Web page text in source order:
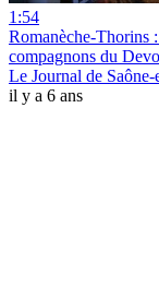
1:54
Romanèche-Thorins
compagnons du
Le Journal de
il y a 6 ans